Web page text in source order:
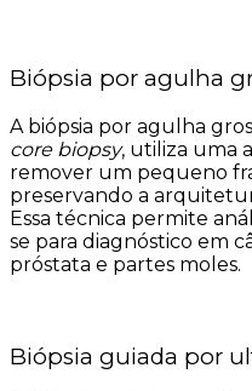
Biópsia por agulha
A biópsia por agulha
core biopsy, utiliza uma
remover um pequeno
preservando a
Essa técnica permite
se para diagnóstico em
próstata e partes moles.
Biópsia guiada por